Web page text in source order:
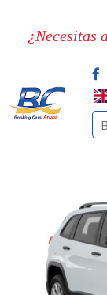
¿Necesitas